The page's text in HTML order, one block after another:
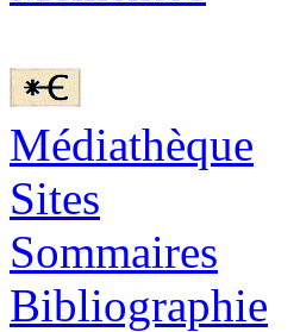
Médiathèque
Sites
Sommaires
Bibliographie